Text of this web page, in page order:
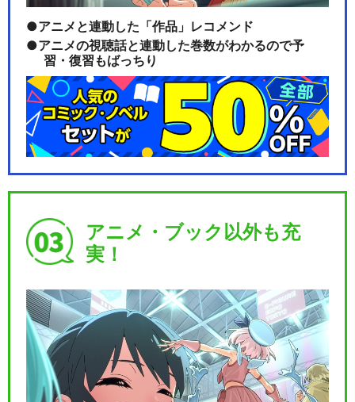
アニメと連動した「作品」レコメンド
アニメの視聴話と連動した巻数がわかるので予
習・復習もばっちり
アニメ・ブック以外も充
実！